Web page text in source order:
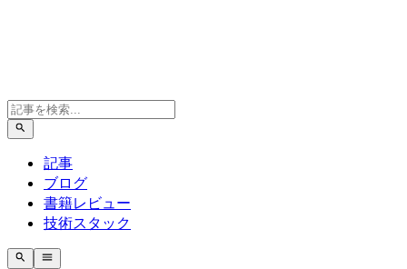
記事
ブログ
書籍レビュー
技術スタック